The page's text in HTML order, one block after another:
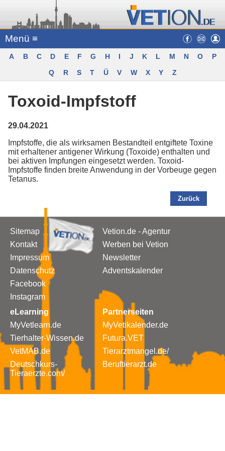
Menü ≡
A B C D E F G H I J K L M N O
P
Q
R S T Ü V W X Y Z
Toxoid-Impfstoff
29.04.2021
Impfstoffe, die als wirksamen Bestandteil entgiftete Toxine
mit erhaltener antigener Wirkung (Toxoide) enthalten und
bei aktiven Impfungen eingesetzt werden. Toxoid-
Impfstoffe finden breite Anwendung in der Vorbeuge gegen
Tetanus.
Zurück
Sitemap
Kontakt
Impressum
Datenschutz
Facebook
Instagram
Vetion.de - Agentur
Werben bei Vetion
Newsletter
Adventskalender
eLearning
MyVetlearn.de
Tierhalter-Wissen.de
VetMAB.de
Deutschkurs-
Tieraerzte.com/
Partnerseiten
MyVetikalender.de
Futura.VET
Tierarztmangel.de/
Beruftierarzt.de